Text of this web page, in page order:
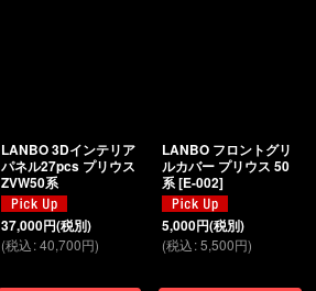
LANBO 3Dインテリア
パネル27pcs プリウス
ZVW50系
37,000円(税別)
(税込:40,700円)
LANBO フロントグリ
ルカバー プリウス 50
系[E-002]
5,000円(税別)
(税込:5,500円)